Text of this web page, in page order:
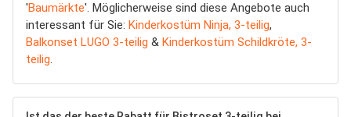
'Baumärkte'. Möglicherweise sind diese Angebote auch
interessant für Sie: Kinderkostüm Ninja, 3-teilig,
Balkonset LUGO 3-teilig & Kinderkostüm Schildkröte, 3-
teilig.